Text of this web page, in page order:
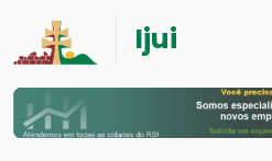
Ijui